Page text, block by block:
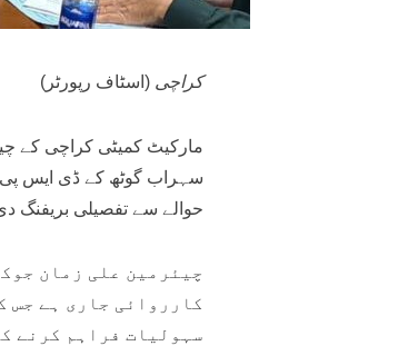
کراچی (اسٹاف رپورٹر)
مارکیٹ کمیٹی کراچی کے
سہراب گوٹھ کے ڈی ایس پی
حوالے سے تفصیلی بریفنگ
چیئرمین علی زمان
کارروائی جاری ہے جس
سہولیات فراہم کرنے